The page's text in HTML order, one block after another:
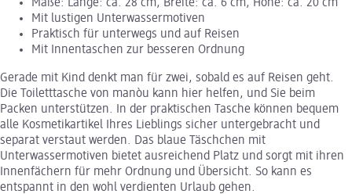
Maße: Länge: ca. 28 cm, Breite: ca. 6 cm, Höhe: ca. 20 cm
Mit lustigen Unterwassermotiven
Praktisch für unterwegs und auf Reisen
Mit Innentaschen zur besseren Ordnung
Gerade mit Kind denkt man für zwei, sobald es auf Reisen geht.
Die Toiletttasche von manòu kann hier helfen, und Sie beim
Packen unterstützen. In der praktischen Tasche können bequem
alle Kosmetikartikel Ihres Lieblings sicher untergebracht und
separat verstaut werden. Das blaue Täschchen mit
Unterwassermotiven bietet ausreichend Platz und sorgt mit ihren
Innenfächern für mehr Ordnung und Übersicht. So kann es
entspannt in den wohl verdienten Urlaub gehen.